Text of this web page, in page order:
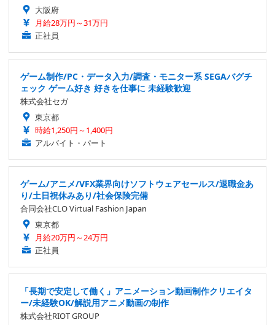
大阪府
月給28万円～31万円
正社員
ゲーム制作/PC・データ入力/調査・モニター系 SEGAバグチ
ェック ゲーム好き 好きを仕事に 未経験歓迎
株式会社セガ
東京都
時給1,250円～1,400円
アルバイト・パート
ゲーム/アニメ/VFX業界向けソフトウェアセールス/退職金あ
り/土日祝休みあり/社会保険完備
合同会社CLO Virtual Fashion Japan
東京都
月給20万円～24万円
正社員
「長期で安定して働く」アニメーション動画制作クリエイタ
ー/未経験OK/解説用アニメ動画の制作
株式会社RIOT GROUP